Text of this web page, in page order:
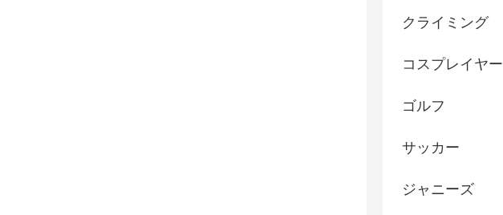
クライミング
コスプレイヤー
ゴルフ
サッカー
ジャニーズ